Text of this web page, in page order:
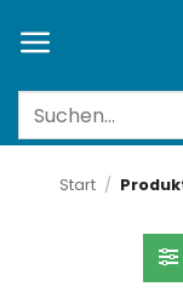
Inhalt
Suchen
Start /